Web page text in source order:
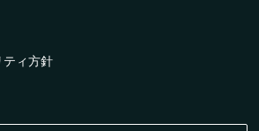
ティ方針